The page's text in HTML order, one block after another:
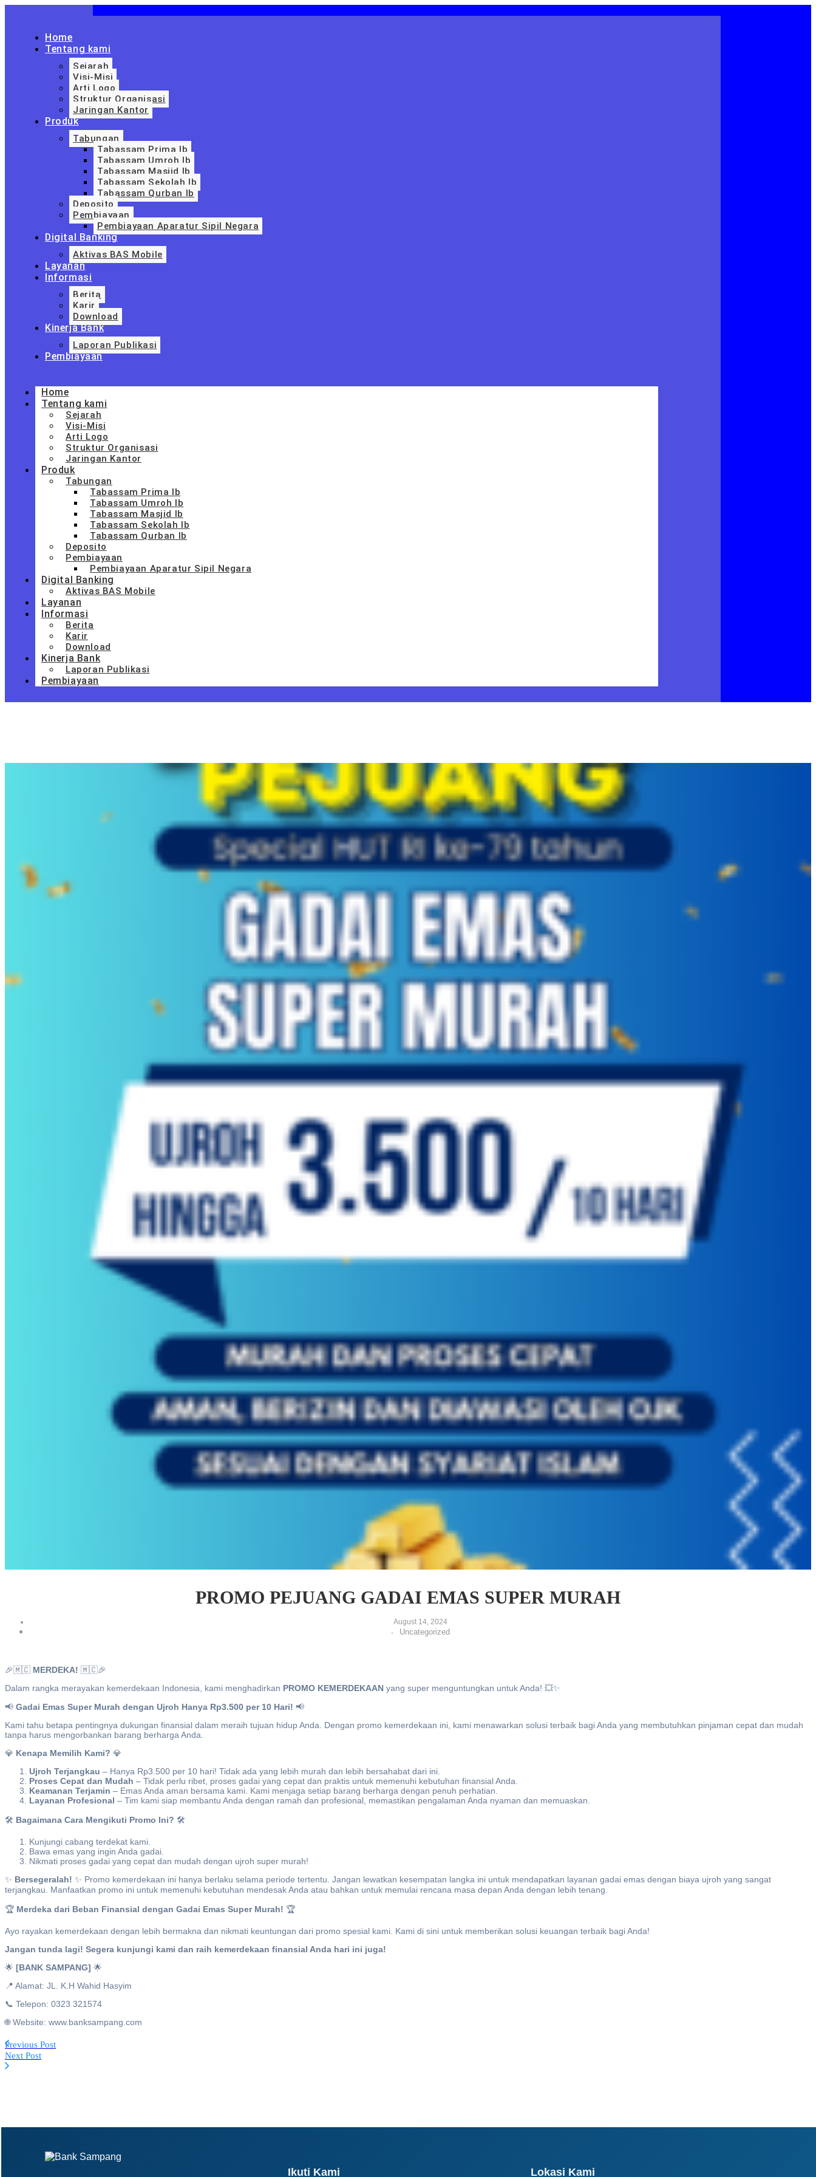
Home
Tentang kami
Sejarah
Visi-Misi
Arti Logo
Struktur Organisasi
Jaringan Kantor
Produk
Tabungan
Tabassam Prima Ib
Tabassam Umroh Ib
Tabassam Masjid Ib
Tabassam Sekolah Ib
Tabassam Qurban Ib
Deposito
Pembiayaan
Pembiayaan Aparatur Sipil Negara
Digital Banking
Aktivas BAS Mobile
Layanan
Informasi
Berita
Karir
Download
Kinerja Bank
Laporan Publikasi
Pembiayaan
Home
Tentang kami
Sejarah
Visi-Misi
Arti Logo
Struktur Organisasi
Jaringan Kantor
Produk
Tabungan
Tabassam Prima Ib
Tabassam Umroh Ib
Tabassam Masjid Ib
Tabassam Sekolah Ib
Tabassam Qurban Ib
Deposito
Pembiayaan
Pembiayaan Aparatur Sipil Negara
Digital Banking
Aktivas BAS Mobile
Layanan
Informasi
Berita
Karir
Download
Kinerja Bank
Laporan Publikasi
Pembiayaan
PROMO PEJUANG GADAI EMAS SUPER MURAH
August 14, 2024
-
Uncategorized
🎉🇲🇨 MERDEKA! 🇲🇨🎉
Dalam rangka merayakan kemerdekaan Indonesia, kami menghadirkan PROMO KEMERDEKAAN yang super menguntungkan untuk Anda! 💥✨
📢 Gadai Emas Super Murah dengan Ujroh Hanya Rp3.500 per 10 Hari! 📢
Kami tahu betapa pentingnya dukungan finansial dalam meraih tujuan hidup Anda. Dengan promo kemerdekaan ini, kami menawarkan solusi terbaik bagi Anda yang membutuhkan pinjaman cepat dan mudah
tanpa harus mengorbankan barang berharga Anda.
💎 Kenapa Memilih Kami? 💎
Ujroh Terjangkau – Hanya Rp3.500 per 10 hari! Tidak ada yang lebih murah dan lebih bersahabat dari ini.
Proses Cepat dan Mudah – Tidak perlu ribet, proses gadai yang cepat dan praktis untuk memenuhi kebutuhan finansial Anda.
Keamanan Terjamin – Emas Anda aman bersama kami. Kami menjaga setiap barang berharga dengan penuh perhatian.
Layanan Profesional – Tim kami siap membantu Anda dengan ramah dan profesional, memastikan pengalaman Anda nyaman dan memuaskan.
🛠️ Bagaimana Cara Mengikuti Promo Ini? 🛠️
Kunjungi cabang terdekat kami.
Bawa emas yang ingin Anda gadai.
Nikmati proses gadai yang cepat dan mudah dengan ujroh super murah!
✨ Bersegeralah! ✨ Promo kemerdekaan ini hanya berlaku selama periode tertentu. Jangan lewatkan kesempatan langka ini untuk mendapatkan layanan gadai emas dengan biaya ujroh yang sangat
terjangkau. Manfaatkan promo ini untuk memenuhi kebutuhan mendesak Anda atau bahkan untuk memulai rencana masa depan Anda dengan lebih tenang.
🏆 Merdeka dari Beban Finansial dengan Gadai Emas Super Murah! 🏆
Ayo rayakan kemerdekaan dengan lebih bermakna dan nikmati keuntungan dari promo spesial kami. Kami di sini untuk memberikan solusi keuangan terbaik bagi Anda!
Jangan tunda lagi! Segera kunjungi kami dan raih kemerdekaan finansial Anda hari ini juga!
🌟 [BANK SAMPANG] 🌟
📍 Alamat: JL. K.H Wahid Hasyim
📞 Telepon: 0323 321574
🌐 Website: www.banksampang.com
Previous Post
Next Post
Ikuti Kami Lokasi Kami